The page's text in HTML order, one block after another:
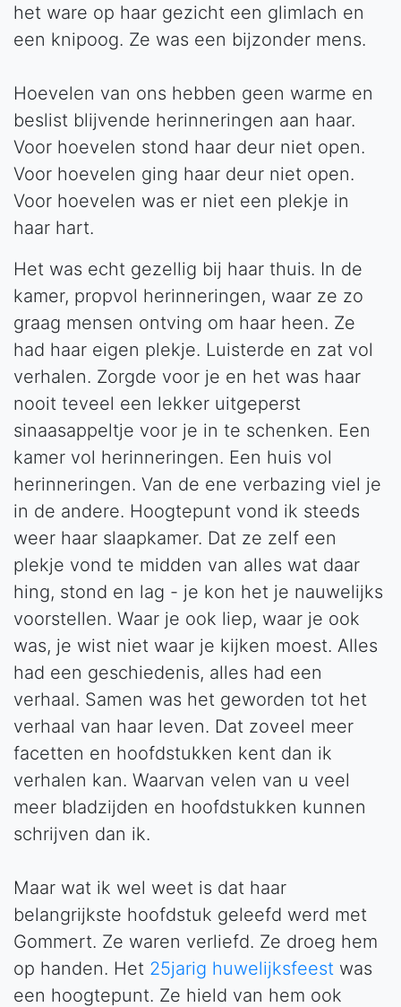
het ware op haar gezicht een glimlach en
een knipoog. Ze was een bijzonder mens.
Hoevelen van ons hebben geen warme en
beslist blijvende herinneringen aan haar.
Voor hoevelen stond haar deur niet open.
Voor hoevelen ging haar deur niet open.
Voor hoevelen was er niet een plekje in
haar hart.
Het was echt gezellig bij haar thuis. In de
kamer, propvol herinneringen, waar ze zo
graag mensen ontving om haar heen. Ze
had haar eigen plekje. Luisterde en zat vol
verhalen. Zorgde voor je en het was haar
nooit teveel een lekker uitgeperst
sinaasappeltje voor je in te schenken. Een
kamer vol herinneringen. Een huis vol
herinneringen. Van de ene verbazing viel je
in de andere. Hoogtepunt vond ik steeds
weer haar slaapkamer. Dat ze zelf een
plekje vond te midden van alles wat daar
hing, stond en lag - je kon het je nauwelijks
voorstellen. Waar je ook liep, waar je ook
was, je wist niet waar je kijken moest. Alles
had een geschiedenis, alles had een
verhaal. Samen was het geworden tot het
verhaal van haar leven. Dat zoveel meer
facetten en hoofdstukken kent dan ik
verhalen kan. Waarvan velen van u veel
meer bladzijden en hoofdstukken kunnen
schrijven dan ik.
Maar wat ik wel weet is dat haar
belangrijkste hoofdstuk geleefd werd met
Gommert. Ze waren verliefd. Ze droeg hem
op handen. Het 25jarig huwelijksfeest was
een hoogtepunt. Ze hield van hem ook